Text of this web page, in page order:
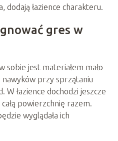
dodają łazience charakteru.
gres w
sobie jest materiałem mało
przy sprzątaniu
W łazience dochodzi jeszcze
powierzchnię razem.
wyglądała ich